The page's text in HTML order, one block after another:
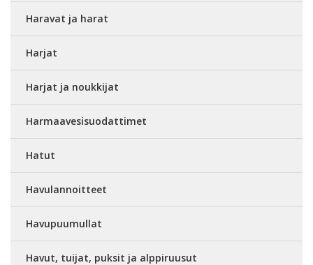
Haravat ja harat
Harjat
Harjat ja noukkijat
Harmaavesisuodattimet
Hatut
Havulannoitteet
Havupuumullat
Havut, tuijat, puksit ja alppiruusut